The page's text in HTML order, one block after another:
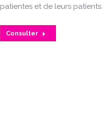
patientes et de leurs patients.
Consulter